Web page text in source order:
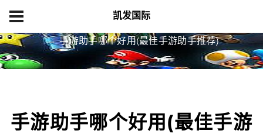
凯发国际
手游助手哪个好用(最佳手游助手推荐)
手游助手哪个好用(最佳手游